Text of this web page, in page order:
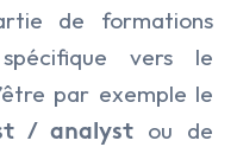
de formations
vers le
par exemple le
/ analyst ou de